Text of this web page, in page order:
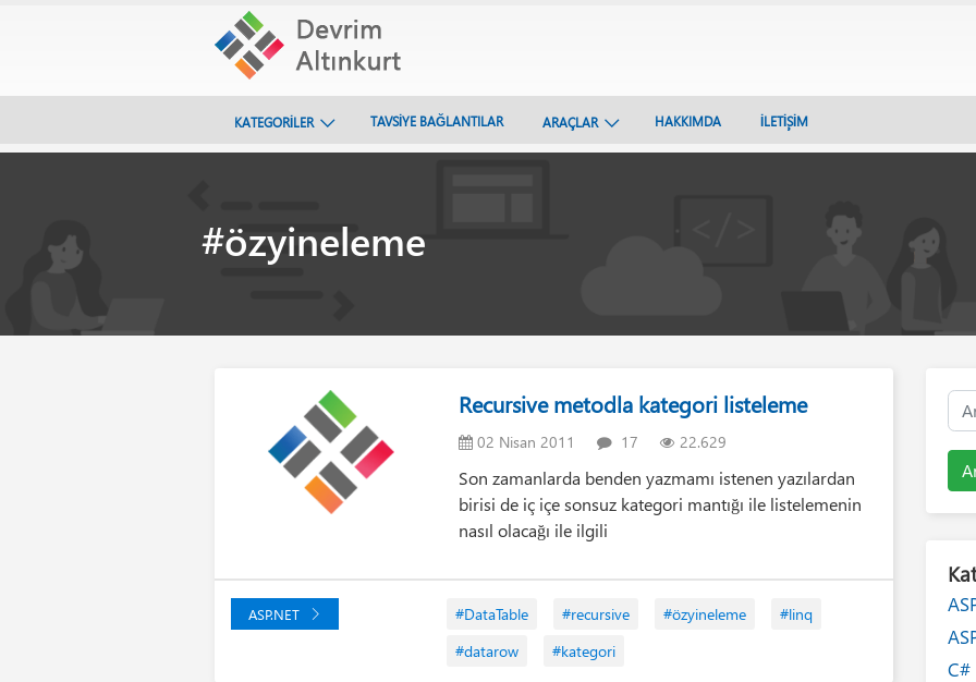
KATEGORİLER TAVSİYE BAĞLANTILAR ARAÇLAR HAKKIMDA İLETİŞİM
#özyineleme
Recursive metodla kategori listeleme
02 Nisan 2011 17 22.629
Son zamanlarda benden yazmamı istenen yazılardan
birisi de iç içe sonsuz kategori mantığı ile listelemenin
nasıl olacağı ile ilgili
ASP.NET #DataTable #recursive #özyineleme
#linq
#datarow
#kategori
C#